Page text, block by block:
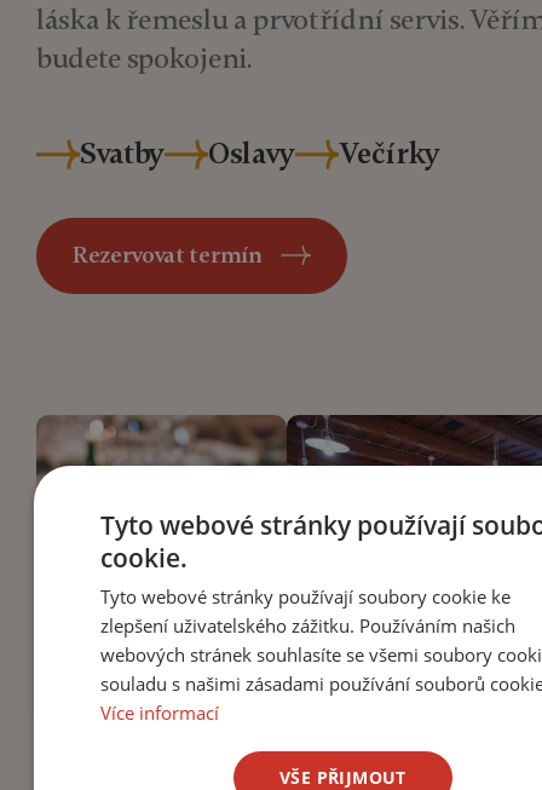
láska k řemeslu a prvotřídní servis.
budete spokojeni.
Svatby Oslavy Večírky
Rezervovat termín
Tyto webové stránky používají
cookie.
Tyto webové stránky používají soubory cookie ke
zlepšení uživatelského zážitku. Používáním našich
webových stránek souhlasíte se všemi soubory
souladu s našimi zásadami používání souborů
Více informací
VŠE PŘIJMOUT